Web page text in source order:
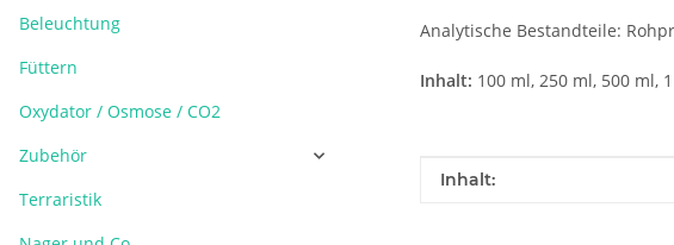
Analytische Bestandteile:
Inhalt: 100 ml, 250 ml, 500 ml,
Produkteigenschaft
Wert
Inhalt:
Beleuchtung
Füttern
Oxydator / Osmose / CO2
Zubehör
Terraristik